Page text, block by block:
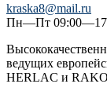
kraska8@mail.ru
Пн—Пт
ведущих
HERLAC и